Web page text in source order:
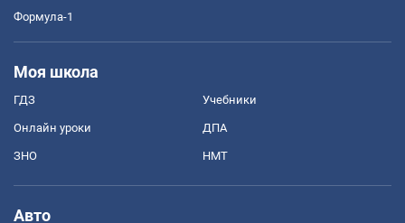
Формула-1
Моя школа
ГДЗ Учебники
Онлайн уроки ДПА
ЗНО НМТ
Авто